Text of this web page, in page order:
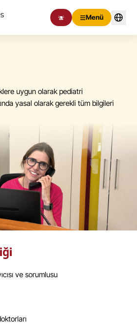
Menü
uygun olarak pediatri
yasal olarak gerekli tüm bilgileri
ve sorumlusu